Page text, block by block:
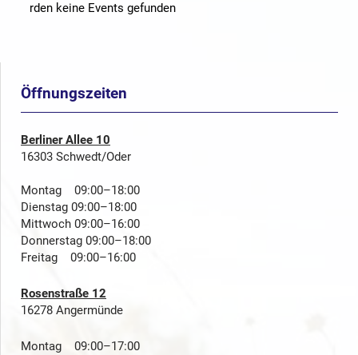
rden keine Events gefunden
Öffnungszeiten
Berliner Allee 10
16303 Schwedt/Oder
Montag 09:00–18:00
Dienstag 09:00–18:00
Mittwoch 09:00–16:00
Donnerstag 09:00–18:00
Freitag 09:00–16:00
Rosenstraße 12
16278 Angermünde
Montag 09:00–17:00